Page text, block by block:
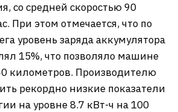
со средней скоростью 90
При этом отмечается, что по
уровень заряда аккумулятора
15%, что позволяло машине
километров. Производителю
рекордно низкие показатели
на уровне 8.7 кВт-ч на 100